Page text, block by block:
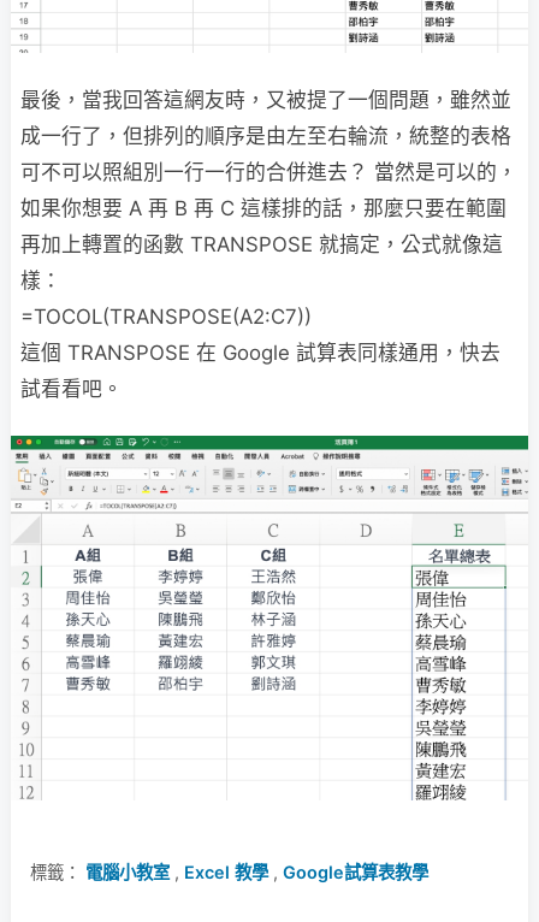
最後，當我回答這網友時，又被提了一個問題，雖然並
成一行了，但排列的順序是由左至右輪流，統整的表格
可不可以照組別一行一行的合併進去？ 當然是可以的，
如果你想要 A 再 B 再 C 這樣排的話，那麼只要在範圍
再加上轉置的函數 TRANSPOSE 就搞定，公式就像這
樣：
=TOCOL(TRANSPOSE(A2:C7))
這個 TRANSPOSE 在 Google 試算表同樣通用，快去
試看看吧。
標籤： 電腦小教室 , Excel 教學, Google試算表教學